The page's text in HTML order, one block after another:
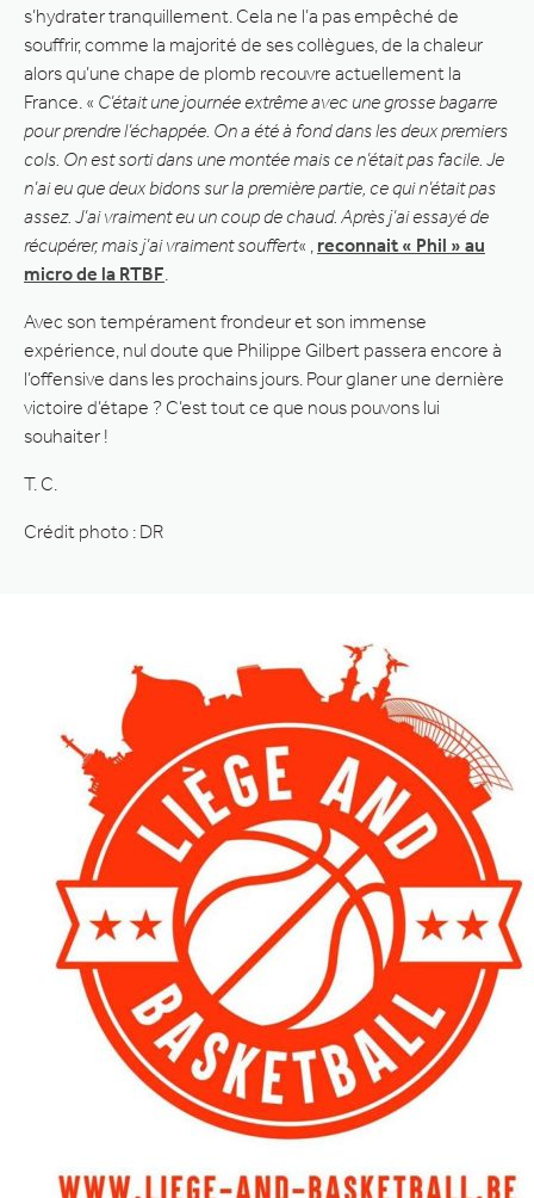
s’hydrater tranquillement. Cela ne l’a pas empêché de
souffrir, comme la majorité de ses collègues, de la chaleur
alors qu’une chape de plomb recouvre actuellement la
France. « C’était une journée extrême avec une grosse bagarre
pour prendre l’échappée. On a été à fond dans les deux premiers
cols. On est sorti dans une montée mais ce n’était pas facile. Je
n’ai eu que deux bidons sur la première partie, ce qui n’était pas
assez. J’ai vraiment eu un coup de chaud. Après j’ai essayé de
récupérer, mais j’ai vraiment souffert« , reconnait « Phil » au
micro de la RTBF
Avec son tempérament frondeur et son immense
expérience, nul doute que Philippe Gilbert passera encore à
l’offensive dans les prochains jours. Pour glaner une dernière
victoire d’étape ? C’est tout ce que nous pouvons lui
souhaiter !
T. C.
Crédit photo : DR